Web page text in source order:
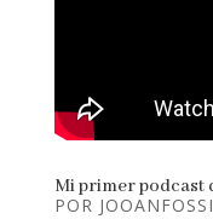
Mi primer podcast
POR JOOANFOSSI